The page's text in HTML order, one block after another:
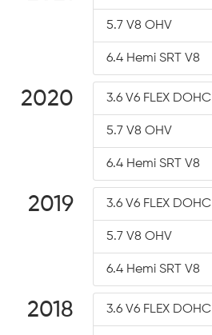
5.7 V8 OHV
6.4 Hemi SRT V8
2020 3.6 V6 FLEX DOHC
5.7 V8 OHV
6.4 Hemi SRT V8
2019 3.6 V6 FLEX DOHC
5.7 V8 OHV
6.4 Hemi SRT V8
2018 3.6 V6 FLEX DOHC